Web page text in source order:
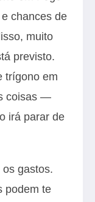
chances de
muito
previsto.
trígono em
coisas —
irá parar de
gastos.
podem te